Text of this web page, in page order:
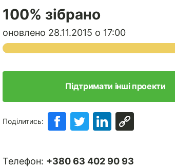
100% зібрано
оновлено 28.11.2015 о 17:00
Підтримати інші проекти
Поділитись:
Телефон: +380 63 402 90 93